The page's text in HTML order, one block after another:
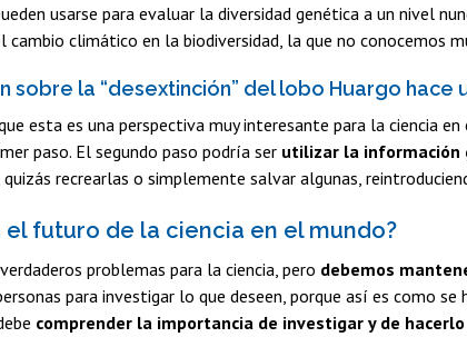
usarse para evaluar la diversidad genética a un nivel
climático en la biodiversidad, la que no conocemos
sobre la “desextinción” del lobo Huargo hace
esta es una perspectiva muy interesante para la ciencia
paso. El segundo paso podría ser utilizar la información
recrearlas o simplemente salvar algunas,
el futuro de la ciencia en el mundo?
problemas para la ciencia, pero debemos
para investigar lo que deseen, porque así es como
comprender la importancia de investigar y de